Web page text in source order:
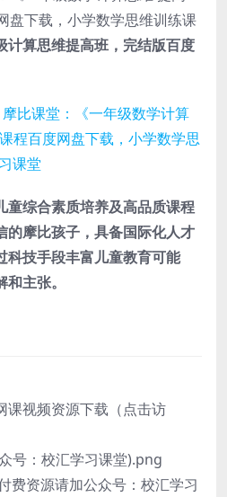
盘下载，小学数学思维训练课
计算思维提高班，完结版百度
童综合素质培养及高品质课程
的摩比孩子，具备国际化人才
科技手段丰富儿童教育可能
主张。
课视频资源下载（点击访
号：校汇学习课堂).png
费资源请加公众号：校汇学习